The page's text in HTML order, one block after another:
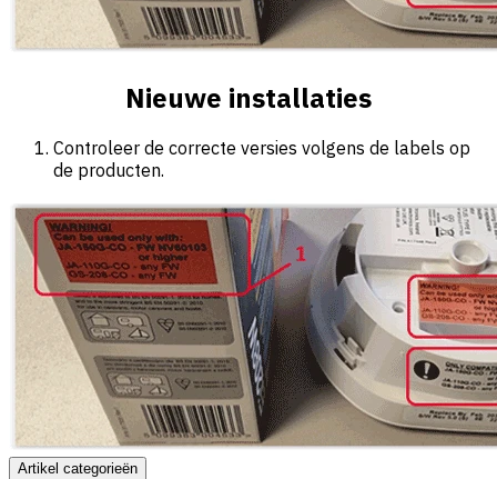
Nieuwe installaties
Controleer de correcte versies volgens de labels op
de producten.
Artikel categorieën